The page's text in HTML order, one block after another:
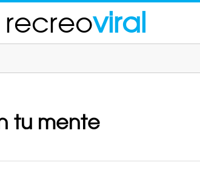
recreoviral
tu mente